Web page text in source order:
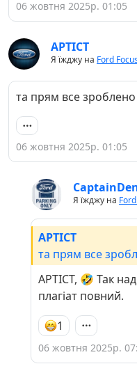
06 жовтня 2025р. 01:05
APTICT
Я їжджу на Ford
та прям все
06 жовтня 2025р. 01:05
Я їжджу на
APTICT
та прям все
APTICT, 🤣 Так
плагіат повний.
1
06 жовтня 2025р.